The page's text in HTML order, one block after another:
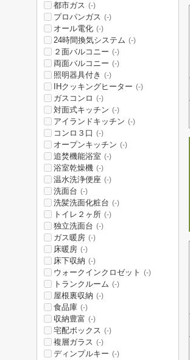
都市ガス (-)
プロパンガス (-)
オール電化 (-)
24時間換気システム (-)
２面バルコニー (-)
両面バルコニー (-)
照明器具付き (-)
IHクッキングヒーター (-)
ガスコンロ (-)
対面式キッチン (-)
アイランドキッチン (-)
コンロ３口 (-)
オープンキッチン (-)
追焚機能浴室 (-)
浴室乾燥機 (-)
温水洗浄便座 (-)
洗面台 (-)
洗髪洗面化粧台 (-)
トイレ２ヶ所 (-)
独立洗面台 (-)
ガス暖房 (-)
床暖房 (-)
床下収納 (-)
ウォークインクロゼット (-)
トランクルーム (-)
屋根裏収納 (-)
食品庫 (-)
収納豊富 (-)
宅配ボックス (-)
複層ガラス (-)
ディンプルキー (-)